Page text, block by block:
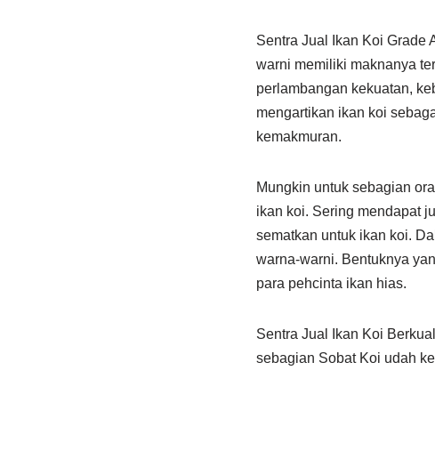
Sentra Jual Ikan Koi Grade
warni memiliki maknanya
perlambangan kekuatan,
mengartikan ikan koi
kemakmuran.
Mungkin untuk sebagian
ikan koi. Sering mendapat
sematkan untuk ikan koi.
warna-warni. Bentuknya
para pehcinta ikan hias.
Sentra Jual Ikan Koi
sebagian Sobat Koi udah